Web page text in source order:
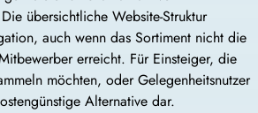
übersichtliche Website-Struktur
auch wenn das Sortiment nicht die
erreicht. Für Einsteiger, die
möchten, oder Gelegenheitsnutzer
Alternative dar.